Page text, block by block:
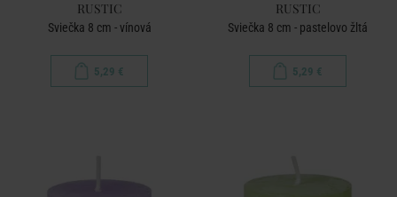
RUSTIC
Sviečka 8 cm - vínová
5,29 €
RUSTIC
Sviečka 8 cm - pastelovo žltá
5,29 €